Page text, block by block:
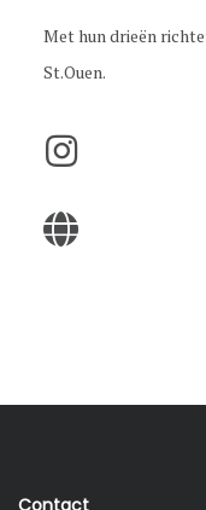
Met hun drieën
St.Ouen.